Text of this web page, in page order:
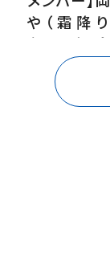
や（霜降
（M!LK）、
木村佳乃
らない服
【挑戦者】